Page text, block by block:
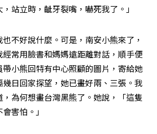
站立時，齜牙裂嘴，嚇死我了。」
不好說什麼。可是，南安小熊來了，
常用臉書和媽媽遠距離對話，順手便
小熊回特有中心照顧的圖片，寄給她
日回家探望，她已畫好兩、三張。我
為何想畫台灣黑熊了。她說，「這隻
害怕。」